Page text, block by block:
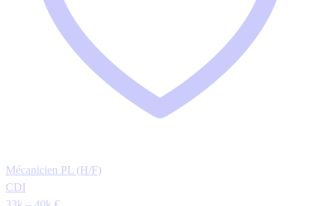
Mécanicien PL (H/F)
CDI